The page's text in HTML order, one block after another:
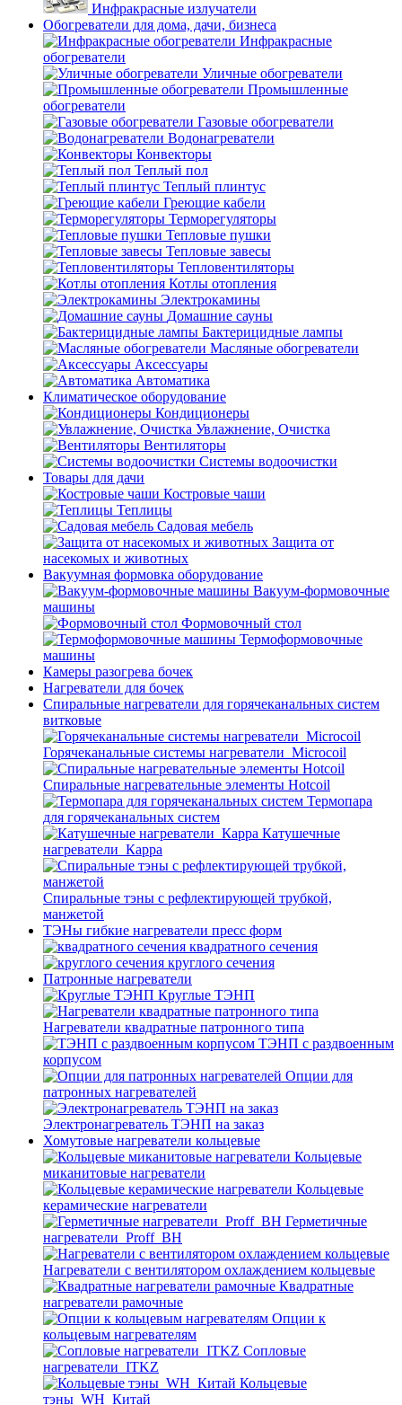
Инфракрасные излучатели
Обогреватели для дома, дачи, бизнеса
Инфракрасные
обогреватели
Уличные обогреватели
Промышленные
обогреватели
Газовые обогреватели
Водонагреватели
Конвекторы
Теплый пол
Теплый плинтус
Греющие кабели
Терморегуляторы
Тепловые пушки
Тепловые завесы
Тепловентиляторы
Котлы отопления
Электрокамины
Домашние сауны
Бактерицидные лампы
Масляные обогреватели
Аксессуары
Автоматика
Климатическое оборудование
Кондиционеры
Увлажнение, Очистка
Вентиляторы
Системы водоочистки
Товары для дачи
Костровые чаши
Теплицы
Садовая мебель
Защита от
насекомых и животных
Вакуумная формовка оборудование
Вакуум-формовочные
машины
Формовочный стол
Термоформовочные
машины
Камеры разогрева бочек
Нагреватели для бочек
Спиральные нагреватели для горячеканальных систем
витковые
Горячеканальные системы нагреватели_Microcoil
Спиральные нагревательные элементы Hotcoil
Термопара
для горячеканальных систем
Катушечные
нагреватели_Карра
Спиральные тэны с рефлектирующей трубкой,
манжетой
ТЭНы гибкие нагреватели пресс форм
квадратного сечения
круглого сечения
Патронные нагреватели
Круглые ТЭНП
Нагреватели квадратные патронного типа
ТЭНП с раздвоенным
корпусом
Опции для
патронных нагревателей
Электронагреватель ТЭНП на заказ
Хомутовые нагреватели кольцевые
Кольцевые
миканитовые нагреватели
Кольцевые
керамические нагреватели
Герметичные
нагреватели_Proff_BH
Нагреватели с вентилятором охлаждением кольцевые
Квадратные
нагреватели рамочные
Опции к
кольцевым нагревателям
Cопловые
нагреватели_ITKZ
Кольцевые
тэны_WH_Китай